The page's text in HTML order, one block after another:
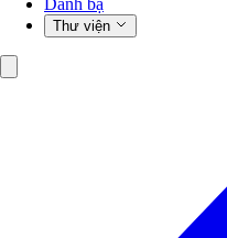
Danh bạ
Thư viện